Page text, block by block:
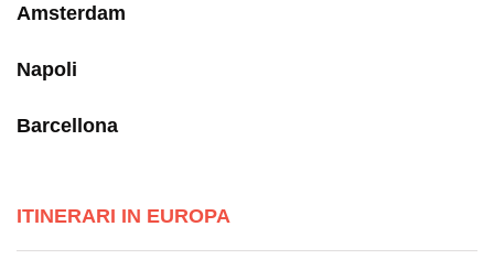
Amsterdam
Napoli
Barcellona
ITINERARI IN EUROPA